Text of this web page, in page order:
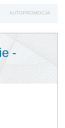
AUTOPROMOCJA
-